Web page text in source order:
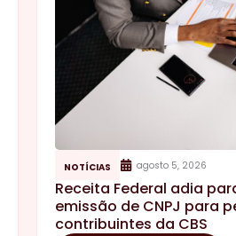
NOTÍCIAS agosto 5, 2026
Receita Federal adia
emissão de CNPJ para
contribuintes da CBS